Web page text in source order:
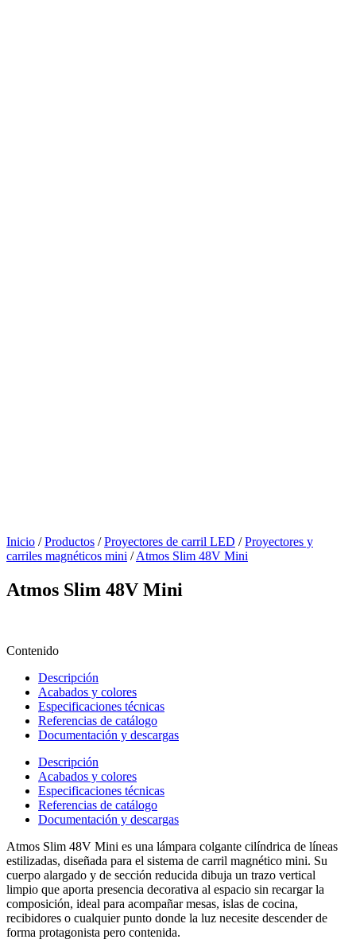
Inicio / Productos / Proyectores de carril LED / Proyectores y
carriles magnéticos mini / Atmos Slim 48V Mini
Atmos Slim 48V Mini
Contenido
Descripción
Acabados y colores
Especificaciones técnicas
Referencias de catálogo
Documentación y descargas
Descripción
Acabados y colores
Especificaciones técnicas
Referencias de catálogo
Documentación y descargas
Atmos Slim 48V Mini es una lámpara colgante cilíndrica de líneas
estilizadas, diseñada para el sistema de carril magnético mini. Su
cuerpo alargado y de sección reducida dibuja un trazo vertical
limpio que aporta presencia decorativa al espacio sin recargar la
composición, ideal para acompañar mesas, islas de cocina,
recibidores o cualquier punto donde la luz necesite descender de
forma protagonista pero contenida.